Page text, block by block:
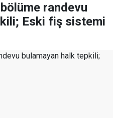
randevu
Eski fiş sistemi